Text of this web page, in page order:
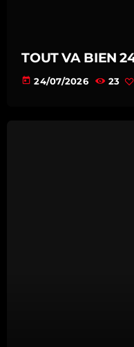
TOUT VA BIEN
today 24/07/2026 23